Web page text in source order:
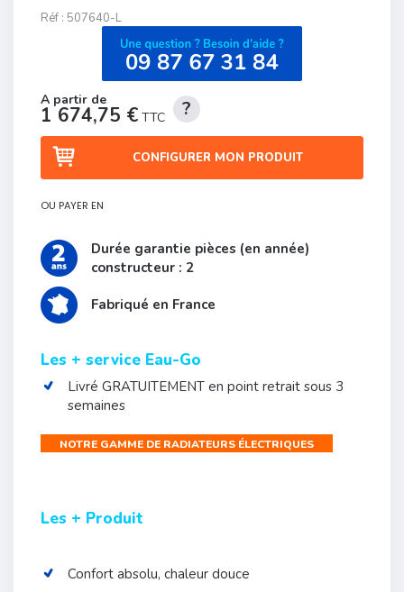
Réf : 507640-L
1 674,75 € TTC
CONFIGURER MON PRODUIT
OU PAYER EN
Durée garantie pièces (en année)
constructeur : 2
Fabriqué en France
Les + service Eau-Go
Livré GRATUITEMENT en point retrait sous 3
semaines
NOTRE GAMME DE RADIATEURS ÉLECTRIQUES
Les + Produit
Confort absolu, chaleur douce